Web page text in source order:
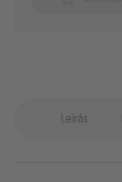
Leírás